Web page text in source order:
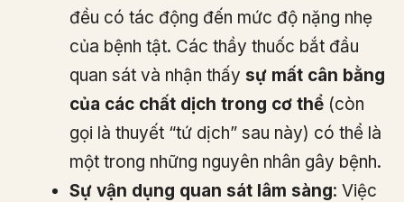
đều có tác động đến mức độ nặng nhẹ
của bệnh tật. Các thầy thuốc bắt đầu
quan sát và nhận thấy sự mất cân bằng
của các chất dịch trong cơ thể (còn
gọi là thuyết “tứ dịch” sau này) có thể là
một trong những nguyên nhân gây bệnh.
Sự vận dụng quan sát lâm sàng: Việc